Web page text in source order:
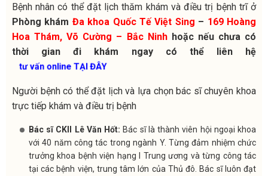
Bệnh nhân có thể đặt lịch thăm khám và điều trị bệnh trĩ ở
Phòng khám Đa khoa Quốc Tế Việt Sing – 169 Hoàng
Hoa Thám, Võ Cường – Bắc Ninhhoặc nếu chưa có
thời gian đi khám ngay có thể liên hệ
tư vấn online TẠI ĐÂY
Người bệnh có thể đặt lịch và lựa chọn bác sĩ chuyên khoa
trực tiếp khám và điều trị bệnh
Bác sĩ CKII Lê Văn Hốt: Bác sĩ là thành viên hội ngoại khoa
với 40 năm công tác trong ngành Y. Từng đảm nhiệm chức
trưởng khoa bệnh viện hạng I Trung ương và từng công tác
tại các bệnh viện, trung tâm lớn của Thủ đô. Bác sĩ luôn đạt